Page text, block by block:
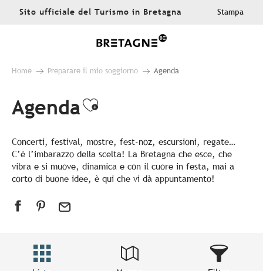
AllerSito ufficiale del Turismo in Bretagna Stampa
Home Preparare il mio soggiorno Agenda
AgendaAjouter aux favoris
Concerti, festival, mostre, fest-noz, escursioni, regate…
C’è l’imbarazzo della scelta! La Bretagna che esce, che
vibra e si muove, dinamica e con il cuore in festa, mai a
corto di buone idee, è qui che vi dà appuntamento!